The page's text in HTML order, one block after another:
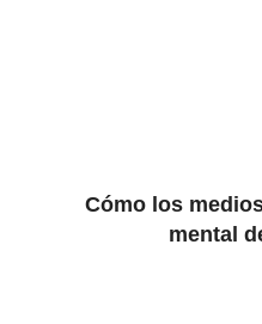
Cómo los
mental